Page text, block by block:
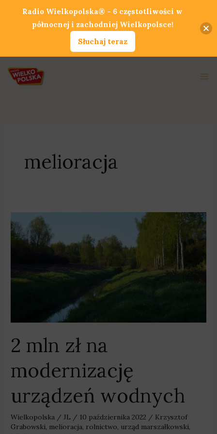
melioracja
2 mln zł na
modernizację
urządzeń wodnych
Wielkopolska/ JL / 10 października 2022 / Krzysztof
Grabowski, melioracja, rolnictwo, urząd marszałkowski,
mln
urządzeń
Radio Wielkopolska® - 6 częstotliwości w
północnej i zachodniej Wielkopolsce!
Słuchaj teraz